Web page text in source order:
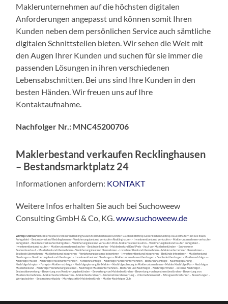
Maklerunternehmen auf die höchsten digitalen
Anforderungen angepasst und können somit Ihren
Kunden neben dem persönlichen Service auch sämtliche
digitalen Schnittstellen bieten. Wir sehen die Welt mit
den Augen Ihrer Kunden und suchen für sie immer die
passenden Lösungen in ihren verschiedenen
Lebensabschnitten. Bei uns sind Ihre Kunden in den
besten Händen. Wir freuen uns auf Ihre
Kontaktaufnahme.
Nachfolger Nr.: MNC45200706
Maklerbestand verkaufen Recklinghausen
– Bestandsmarktplatz 24
Informationen anfordern: KONTAKT
Weitere Infos erhalten Sie auch bei Suchoweew
Consulting GmbH & Co, KG.www.suchoweew.de
Wichtige Stichworte:Maklerbestand verkaufen Recklinghausen Marl Oberhausen Dorsten Gladbeck Bottrop Gelsenkirchen Castrop-Rauxel Haltern am See Essen
Ruhrgebiet – Bestandsverkauf Recklinghausen – Versicherungsbestand verkaufen Recklinghausen – Investmentbestand verkaufen – Maklerunternehmen verkaufen
Ruhrgebiet – Bestände verkaufen Ruhrgebiet – Versicherungsbestand verkaufen Preis -Maklerbestand kaufen – Versicherungsbestand kaufen Ruhrgebiet –
Investmentbestand kaufen – Maklerunternehmen kaufen – Bestände kaufen – Maklerbestand Kauf Preis – Kauf von Maklerbeständen – Suchoweew
Bestandsverkauf – Maklerbestand übernehmen – Versicherungsbestand übernehmen – Investmentbestand übernehmen – Maklerunternehmen übernehmen –
Bestände übernehmen –Maklerbestand integrieren – Versicherungsbestand integrieren – Investmentbestand integrieren – Bestände integrieren – Maklerbestand
übertragen – Versicherungsbestand übertragen – Investmentbestand übertragen – Maklerunternehmen übertragen – Bestände übertragen – Maklernachfolge ––
Nachfolge Makler – Nachfolge Maklerunternehmen – Familiennachfolge – Nachfolge Familienunternehmen – Bestandsnachfolge – Nachfolgeplanung –
Nachfolgefahrplan – Fahrplan Maklernachfolge – Nachfolgeplanung für Makler – Nachfolgeplanung im Maklerunternehmen – Makler Nachfolge Plan – Nachfolger
Maklerbestand – Nachfolger Versicherungsbestand – Nachfolger Maklerunternehmen – Bestände und Nachfolger – Nachfolger finden – externe Nachfolger –
Bestandsbewertung – Bewertung von Versicherungsbeständen – Bewertung von Maklerbeständen – Bewertung von Investmentbeständen – Bewertung von
Maklerunternehmen – Maklerbestand bewerten – Maklerbestand wert – Unternehmensbewertung – Unternehmenswert – Ertragswertverfahren – Bewertungen –
Wertgutachten – Bestandsmarktplatz – Marktplatz für Maklerbestände – Makler Nachfolger Club